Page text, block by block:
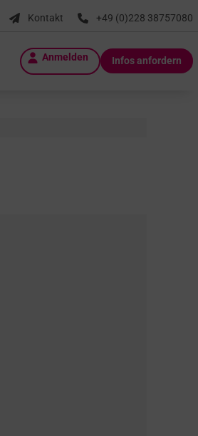
Kontakt +49 (0)228 38757080
Anmelden Infos anfordern